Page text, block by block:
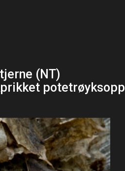
(NT)
potetrøyksopp